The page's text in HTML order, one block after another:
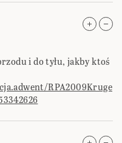
i do tyłu, jakby ktoś
RPA2009Kruge